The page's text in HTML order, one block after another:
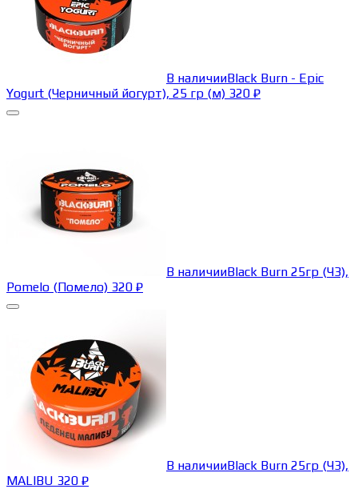
В наличииBlack Burn - Epic
Yogurt (Черничный йогурт), 25 гр (м) 320 ₽
В наличииBlack Burn 25гр (ЧЗ),
Pomelo (Помело) 320 ₽
В наличииBlack Burn 25гр (ЧЗ),
MALIBU 320 ₽